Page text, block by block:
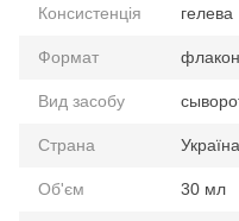
Консистенція гелева
Формат
Вид засобу
Страна Україна
Об'єм 30 мл